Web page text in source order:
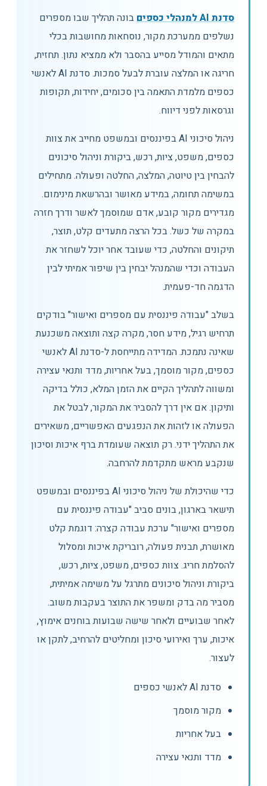
סדנת AI למנהלי כספים
בונה תהליך שבו מספרים
נשלפים ממערכת מקור, נוסחאות מחושבות בכלי
מתאים והמודל מסייע בהסבר ולא ממציא נתון. תחזית,
חריגה או המלצה עוברת לבעל סמכות. סדנת AI לאנשי
כספים מלמדת התאמה בין סכומים, יחידות, תקופות
וגרסאות לפני דיווח.
ניהול סיכוני AI בפיננסים ובמשפט מחייב את צוות
כספים, משפט, ציות, רכש, ביקורת וניהול סיכונים
להבחין בין טיוטה, המלצה, החלטה ופעולה. מתחילים
במשימה תחומה, במידע מאושר ובהרשאת מינימום.
מגדירים מקור קובע, אדם שמוסמך לאשר ודרך חזרה
במקרה של כשל. בכל הרצה מתעדים קלט, תוצר,
תיקונים והחלטה, כדי שעובד אחר יוכל לשחזר את
העבודה וכדי שהמנהל יבחין בין שיפור אמיתי לבין
הדגמה חד-פעמית.
בשלב "עבודה פיננסית עם מספרים ואישור" בודקים
תרחיש רגיל, מידע חסר, מקרה קצה ותוצאה משכנעת
שאינה נתמכת. המדידה מתייחסת ל-סדנת AI לאנשי
כספים, מקור מוסמך, בעל אחריות, מדד ותנאי עצירה
ומשווה לתהליך הקיים את הזמן המלא, כולל בדיקה
ותיקון. אם אין דרך להסביר את המקור, לבטל את
הפעולה או לזהות את הנפגעים האפשריים, משאירים
את התהליך ידני. רק תוצאה שעומדת ברף איכות וסיכון
שנקבע מראש מתקדמת להרחבה.
כדי שהיכולת של ניהול סיכוני AI בפיננסים ובמשפט
תישאר בארגון, בונים סביב "עבודה פיננסית עם
מספרים ואישור" ערכת עבודה קצרה: דוגמת קלט
מאושרת, תבנית פעולה, רובריקת איכות ומסלול
להסלמת חריג. צוות כספים, משפט, ציות, רכש,
ביקורת וניהול סיכונים מתרגל על משימה אמיתית,
מסביר מה בדק ומשפר את התוצר בעקבות משוב.
לאחר שבועיים ולאחר שישה שבועות בוחנים אימוץ,
איכות, ערך ואירועי סיכון ומחליטים להרחיב, לתקן או
לעצור.
סדנת AI לאנשי כספים
מקור מוסמך
בעל אחריות
מדד ותנאי עצירה